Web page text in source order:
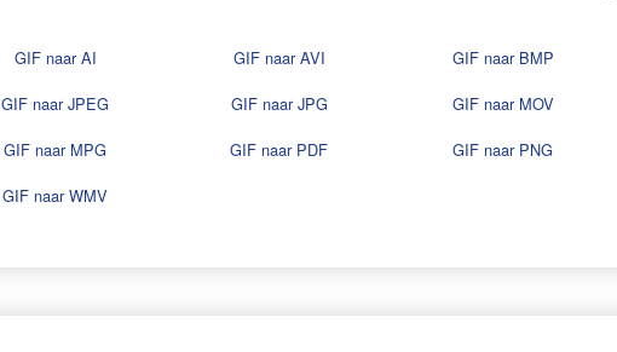
GIF naar AI GIF naar AVI GIF naar BMP
GIF naar JPEG GIF naar JPG GIF naar MOV
GIF naar MPG GIF naar PDF GIF naar PNG
GIF naar WMV